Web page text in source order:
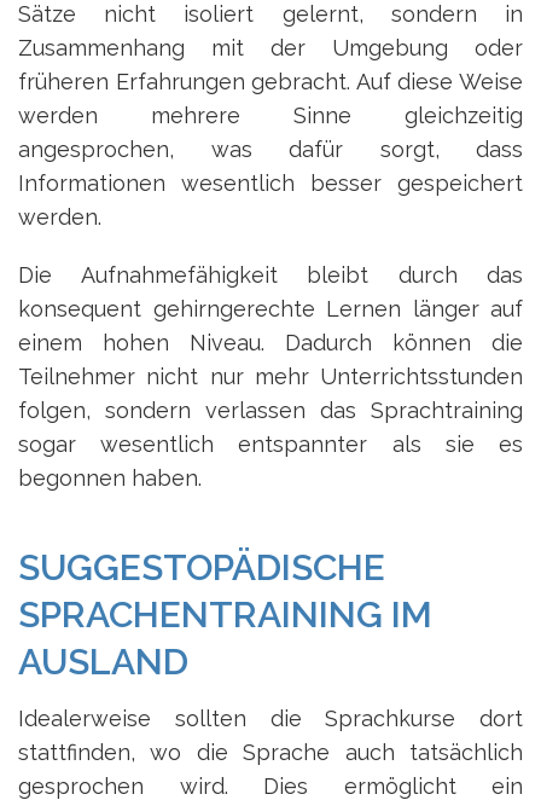
Sätze nicht isoliert gelernt, sondern in
Zusammenhang mit der Umgebung oder
früheren Erfahrungen gebracht. Auf diese Weise
werden mehrere Sinne gleichzeitig
angesprochen, was dafür sorgt, dass
Informationen wesentlich besser gespeichert
werden.
Die Aufnahmefähigkeit bleibt durch das
konsequent gehirngerechte Lernen länger auf
einem hohen Niveau. Dadurch können die
Teilnehmer nicht nur mehr Unterrichtsstunden
folgen, sondern verlassen das Sprachtraining
sogar wesentlich entspannter als sie es
begonnen haben.
SUGGESTOPÄDISCHE
SPRACHENTRAINING IM
AUSLAND
Idealerweise sollten die Sprachkurse dort
stattfinden, wo die Sprache auch tatsächlich
gesprochen wird. Dies ermöglicht ein